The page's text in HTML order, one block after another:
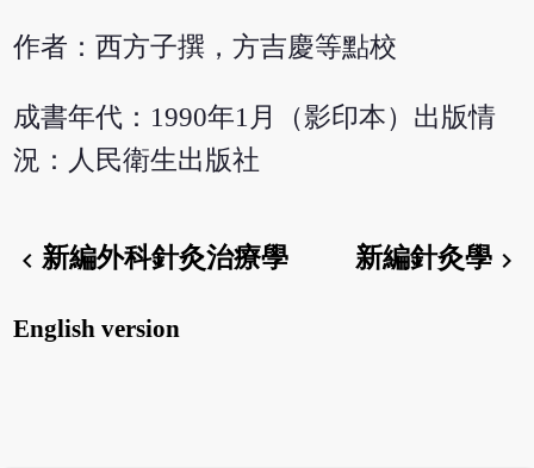
作者：西方子撰，方吉慶等點校
成書年代：1990年1月（影印本）出版情
況：人民衛生出版社
chevron_left新編外科針灸治療學 新編針灸學chevron_right
English version